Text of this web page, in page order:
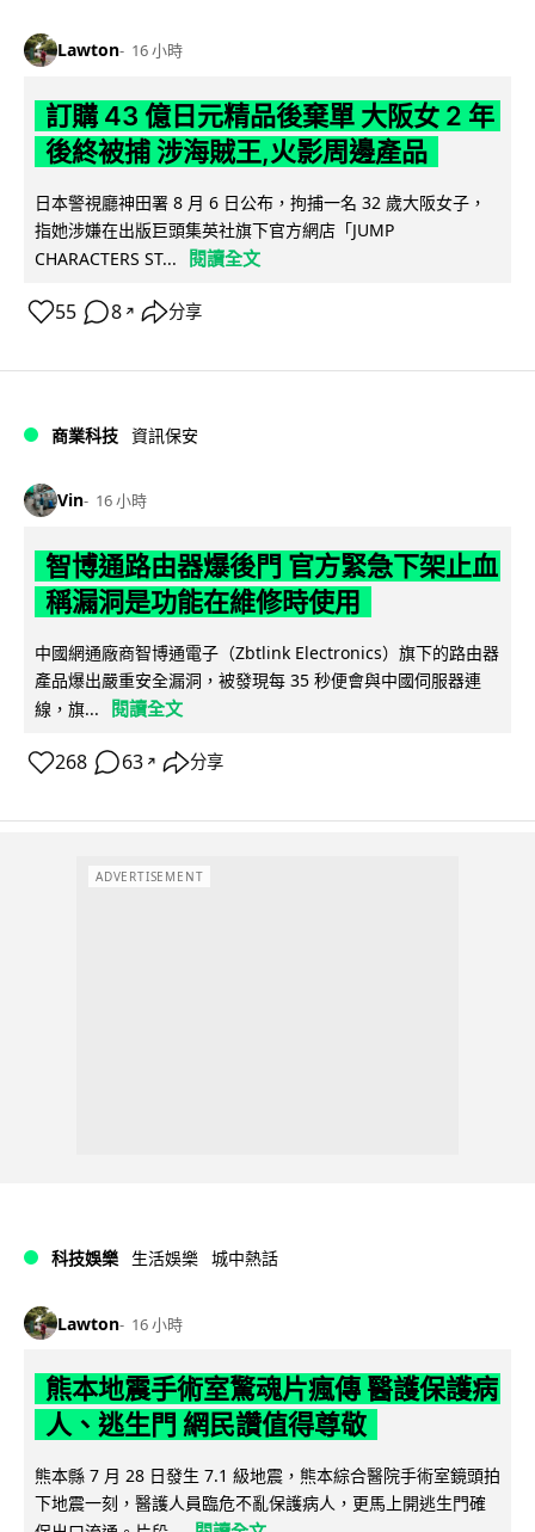
Lawton 16 小時
訂購 43 億日元精品後棄單 大阪女 2 年
後終被捕 涉海賊王,火影周邊產品
日本警視廳神田署 8 月 6 日公布，拘捕一名 32 歲大阪女子，
指她涉嫌在出版巨頭集英社旗下官方網店「JUMP
CHARACTERS ST...
閱讀全文
55 8 ↗ 分享
商業科技 資訊保安
Vin 16 小時
智博通路由器爆後門 官方緊急下架止血
稱漏洞是功能在維修時使用
中國網通廠商智博通電子（Zbtlink Electronics）旗下的路由器
產品爆出嚴重安全漏洞，被發現每 35 秒便會與中國伺服器連
線，旗...
閱讀全文
268 63 ↗ 分享
ADVERTISEMENT
科技娛樂 生活娛樂 城中熱話
Lawton 16 小時
熊本地震手術室驚魂片瘋傳 醫護保護病
人、逃生門 網民讚值得尊敬
熊本縣 7 月 28 日發生 7.1 級地震，熊本綜合醫院手術室鏡頭拍
下地震一刻，醫護人員臨危不亂保護病人，更馬上開逃生門確